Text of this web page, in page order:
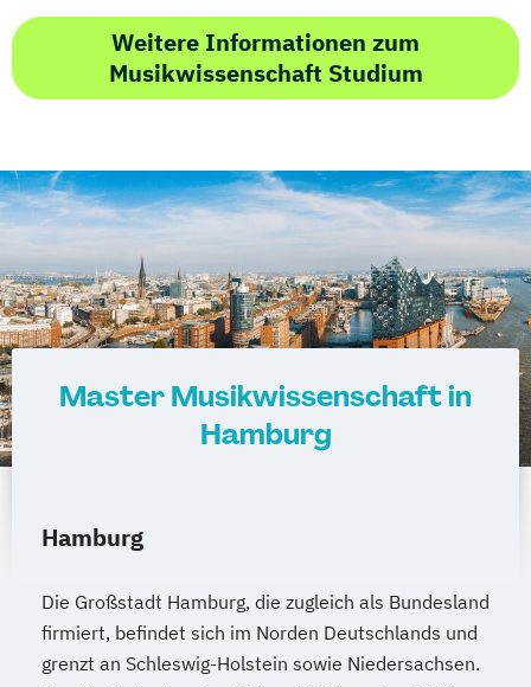
Weitere Informationen zum
Musikwissenschaft Studium
Master Musikwissenschaft in
Hamburg
Hamburg
Die Großstadt Hamburg, die zugleich als Bundesland
firmiert, befindet sich im Norden Deutschlands und
grenzt an Schleswig-Holstein sowie Niedersachsen.